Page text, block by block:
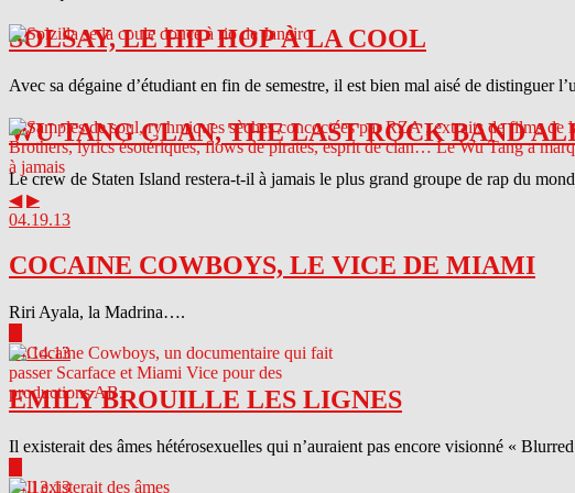
SOLSAY, LE HIP HOP À LA COOL
Avec sa dégaine d’étudiant en fin de semestre, il est bien mal aisé de distinguer
WU TANG CLAN, THE LAST ROCK BAND
Le crew de Staten Island restera-t-il à jamais le plus grand groupe de rap du
◀ ▶
04.19.13
COCAINE COWBOYS, LE VICE DE MIAMI
Riri Ayala, la Madrina….
04.14.13
EMILY BROUILLE LES LIGNES
Il existerait des âmes hétérosexuelles qui n’auraient pas encore visionné «
04.13.13